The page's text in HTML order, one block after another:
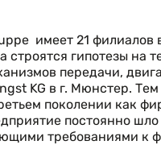
имеет 21 филиалов
строятся гипотезы на
передачи,
KG в г. Мюнстер.
поколении как
постоянно
требованиями к